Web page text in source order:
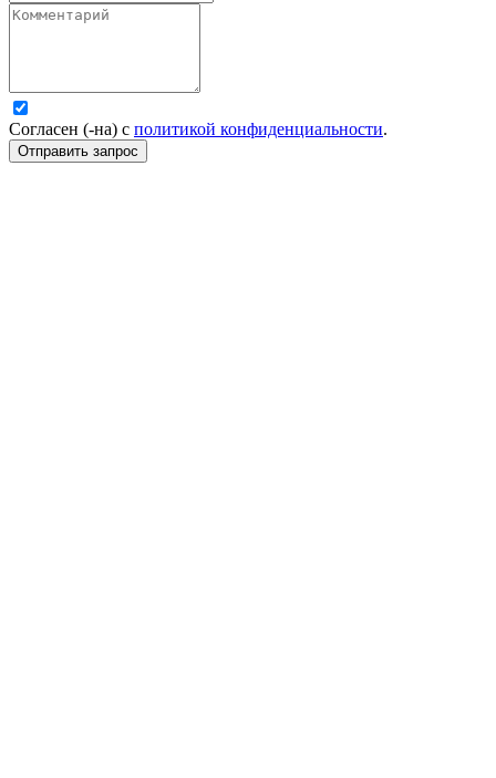
Согласен (-на) с политикой конфиденциальности.
Отправить запрос